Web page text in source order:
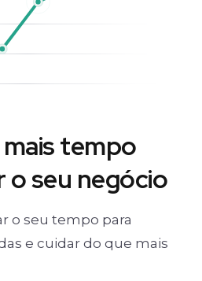
tempo
o seu negócio
o seu tempo para
e cuidar do que mais